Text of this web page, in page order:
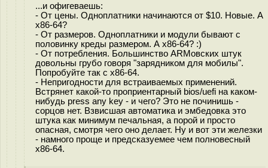
...и офигеваешь:
- От цены. Одноплатники начинаются от $10. Новые. А
x86-64?
- От размеров. Одноплатники и модули бывают с
половинку креды размером. А x86-64? :)
- От потребления. Большинство ARMовских штук
довольны грубо говоря "зарядником для мобилы".
Попробуйте так с x86-64.
- Непригодности для встраиваемых применений.
Встрянет какой-то проприентарный bios/uefi на каком-
нибудь press any key - и чего? Это не починишь -
сорцов нет. Взвисшая автоматика и эмбедовка это
штука как минимум печальная, а порой и просто
опасная, смотря чего оно делает. Ну и вот эти железки
- намного проще и предсказуемее чем полновесный
x86-64.